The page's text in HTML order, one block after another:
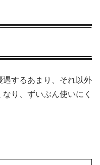
するあまり、それ以外
り、ずいぶん使いにく